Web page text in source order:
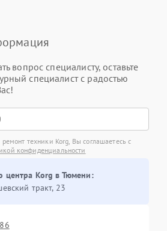
вопрос специалисту, оставьте
специалист с радостью
техники Korg, Вы соглашаетесь с
конфиденциальности
центра Korg в Тюмени:
тракт, 23